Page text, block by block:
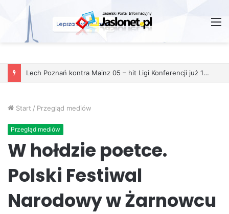
Lech Poznań kontra Mainz 05 – hit Ligi Konferencji już 11 grudnia
Start / Przegląd mediów
Przegląd mediów
W hołdzie poetce.
Polski Festiwal
Narodowy w Żarnowcu